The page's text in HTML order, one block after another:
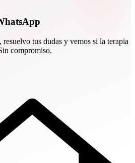
resuelvo tus dudas y vemos si la terapia
compromiso.